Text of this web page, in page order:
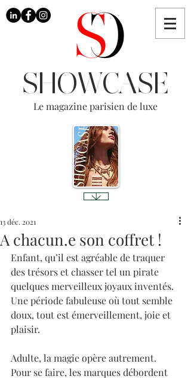
SHOWCASE
Le magazine parisien de luxe
A chacun.e son coffret !
13 déc. 2021
Enfant, qu’il est agréable de traquer
des trésors et chasser tel un pirate
quelques merveilleux joyaux inventés.
Une période fabuleuse où tout semble
doux, tout est émerveillement, joie et
plaisir.
Adulte, la magie opère autrement.
Pour se faire, les marques débordent